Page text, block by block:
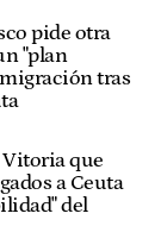
pide otra
"plan
tras
Vitoria que
a Ceuta
del